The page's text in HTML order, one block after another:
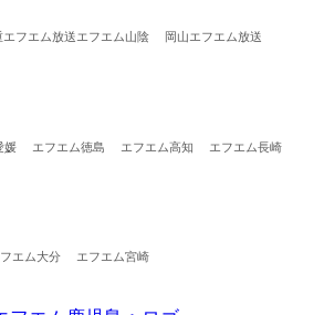
エフエム放送 エフエム山陰 岡山エフエム放送
媛 エフエム徳島 エフエム高知 エフエム長崎
フエム大分 エフエム宮崎